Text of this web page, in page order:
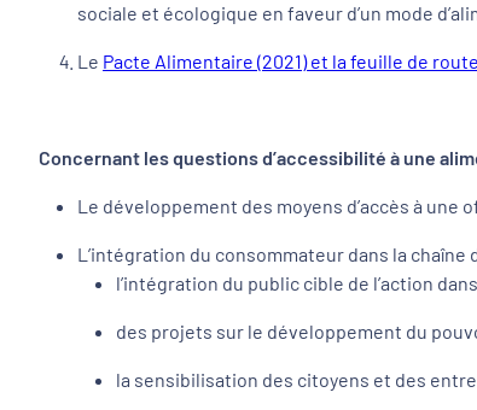
sociale et écologique en faveur d’un mode
Le Pacte Alimentaire (2021) et la feuille de
Concernant les questions d’accessibilité à une
Le développement des moyens d’accès à
L’intégration du consommateur dans la
l’intégration du public cible de l’action
des projets sur le développement du
la sensibilisation des citoyens et des